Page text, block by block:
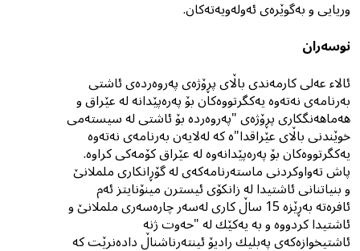
وریایى و بەگوێرەى ئەولەویەتەکان.
نوسەران
ئالاء عەلی کارمەندی باڵای پڕۆژەی پەروەردەی ئاشتی
بەرنامەی نەتەوە یەكگرتووەكان بۆ پەرەپێدانە لە عێراق و
هەماهەنگکاری پڕۆژەی "پەروەردە بۆ ئاشتی لە سیستەمی
خوێندنی باڵای عێراقدا"ە کە لەلایەن بەرنامەی نەتەوە
یەكگرتووەكان بۆ پەرەپێدانەوە لە عێراق کۆمەکی کراوە.
پاش تەواوکردنی ماستەرنامەکەی لە گۆڕانکاری ململانێ
و بنیاتنانی ئاشتیدا لە زانکۆی ئیسترن مینۆنایتز ئەم
ئافرەتە بەڕێزە 15 ساڵ کاری لەسەر چارەسەری ململانێ و
ئاشتیدا کردووە و بە یەکێك لە "حەوت ژنە
ئاشتیخوازەکەی پەبلیك رادیۆ ئینتەرناشناڵ دادەنرێت کە